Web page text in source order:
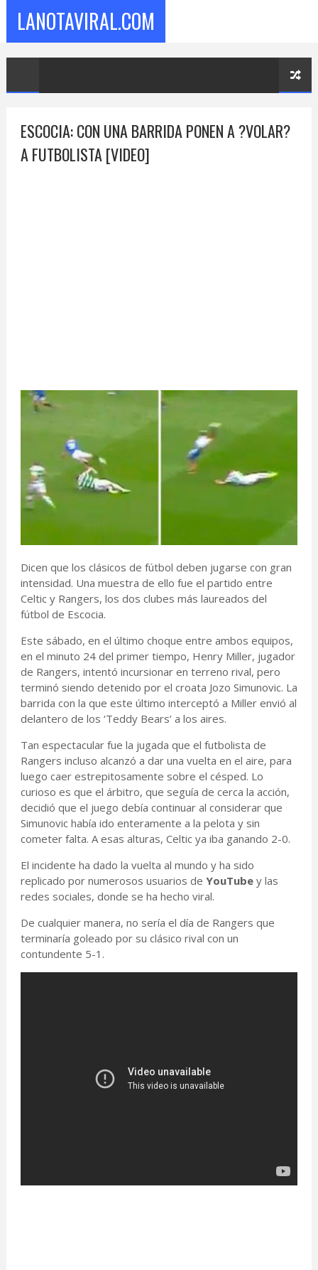
LANOTAVIRAL.COM
ESCOCIA: CON UNA BARRIDA PONEN A ?VOLAR?
A FUTBOLISTA [VIDEO]
Dicen que los clásicos de fútbol deben jugarse con gran
intensidad. Una muestra de ello fue el partido entre
Celtic y Rangers, los dos clubes más laureados del
fútbol de Escocia.
Este sábado, en el último choque entre ambos equipos,
en el minuto 24 del primer tiempo, Henry Miller, jugador
de Rangers, intentó incursionar en terreno rival, pero
terminó siendo detenido por el croata Jozo Simunovic. La
barrida con la que este último interceptó a Miller envió al
delantero de los ‘Teddy Bears’ a los aires.
Tan espectacular fue la jugada que el futbolista de
Rangers incluso alcanzó a dar una vuelta en el aire, para
luego caer estrepitosamente sobre el césped. Lo
curioso es que el árbitro, que seguía de cerca la acción,
decidió que el juego debía continuar al considerar que
Simunovic había ido enteramente a la pelota y sin
cometer falta. A esas alturas, Celtic ya iba ganando 2-0.
El incidente ha dado la vuelta al mundo y ha sido
replicado por numerosos usuarios de YouTubey las
redes sociales, donde se ha hecho viral.
De cualquier manera, no sería el día de Rangers que
terminaría goleado por su clásico rival con un
contundente 5-1.